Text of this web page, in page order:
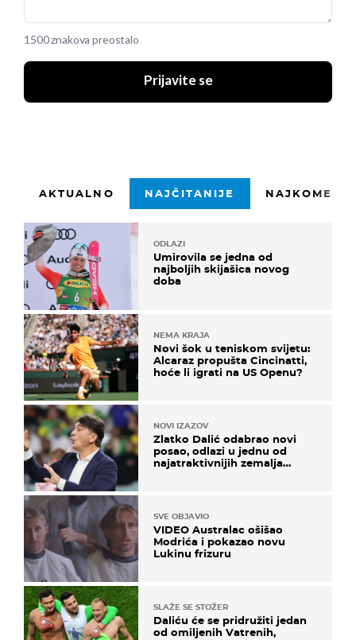
1500 znakova preostalo
Prijavite se
AKTUALNO NAJČITANIJE
ODLAZI
Umirovila se jedna od
najboljih skijašica novog
doba
NEMA KRAJA
Novi šok u teniskom svijetu:
Alcaraz propušta Cincinatti,
hoće li igrati na US Openu?
NOVI IZAZOV
Zlatko Dalić odabrao novi
posao, odlazi u jednu od
najatraktivnijih zemalja
SVE OBJAVIO
VIDEO Australac ošišao
Modrića i pokazao novu
Lukinu frizuru
SLAŽE SE STOŽER
Daliću će se pridružiti jedan
od omiljenih Vatrenih,